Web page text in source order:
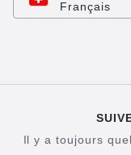
Français
Il y a toujours